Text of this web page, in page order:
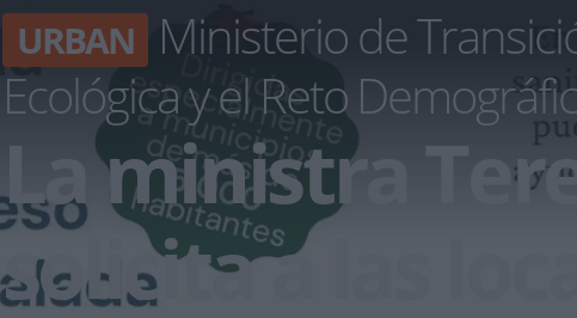
URBAN Ministerio de
Ecológica y el Reto
La ministra
solicita a las